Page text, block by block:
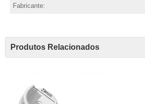
Fabricante:
Produtos Relacionados